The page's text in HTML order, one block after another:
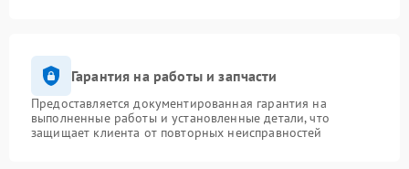
Гарантия на работы и запчасти
Предоставляется документированная гарантия на
выполненные работы и установленные детали, что
защищает клиента от повторных неисправностей